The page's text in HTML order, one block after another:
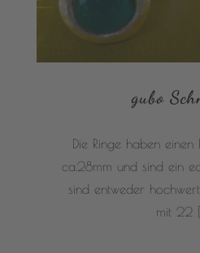
gubo
Die Ringe haben einen
ca.28mm und sind ein
sind entweder
mit 22